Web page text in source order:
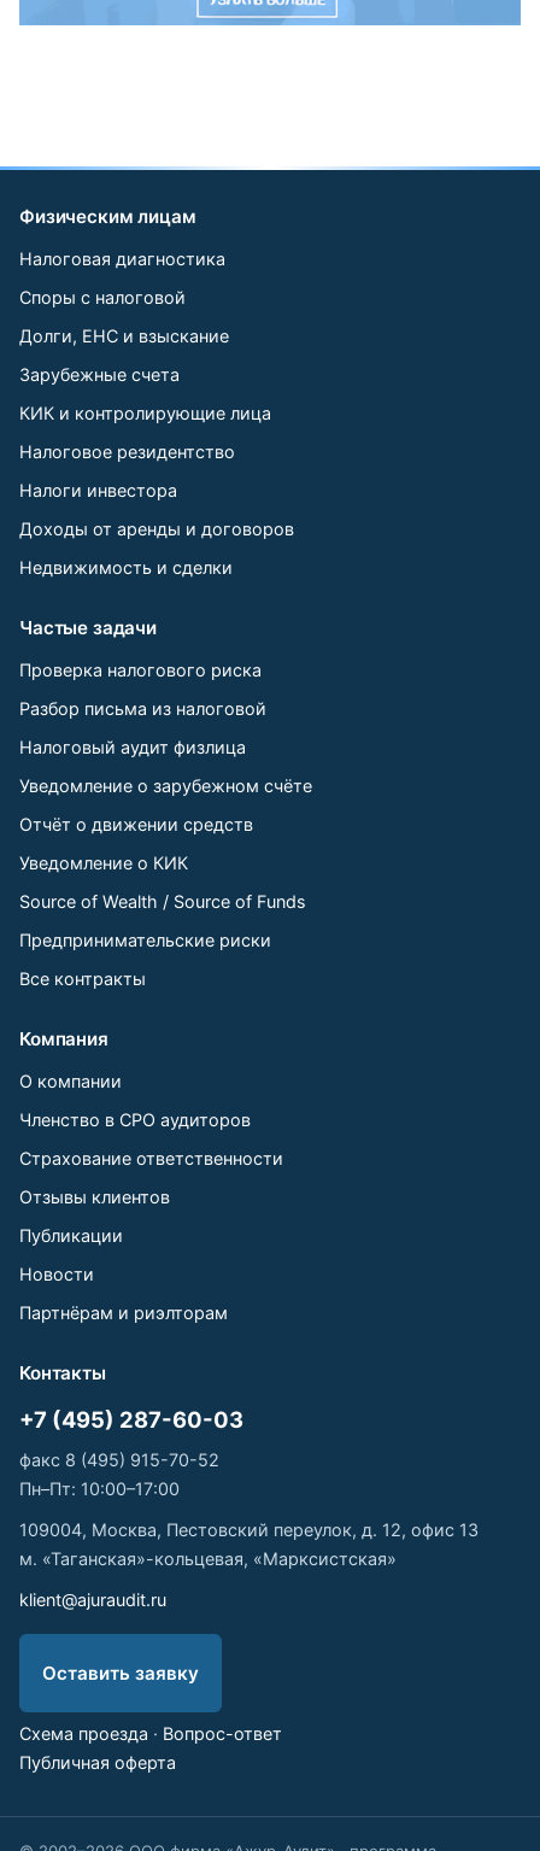
Физическим лицам
Налоговая диагностика
Споры с налоговой
Долги, ЕНС и взыскание
Зарубежные счета
КИК и контролирующие лица
Налоговое резидентство
Налоги инвестора
Доходы от аренды и договоров
Недвижимость и сделки
Частые задачи
Проверка налогового риска
Разбор письма из налоговой
Налоговый аудит физлица
Уведомление о зарубежном счёте
Отчёт о движении средств
Уведомление о КИК
Source of Wealth / Source of Funds
Предпринимательские риски
Все контракты
Компания
О компании
Членство в СРО аудиторов
Страхование ответственности
Отзывы клиентов
Публикации
Новости
Партнёрам и риэлторам
Контакты
+7 (495) 287-60-03
факс 8 (495) 915-70-52
Пн–Пт: 10:00–17:00
109004, Москва, Пестовский переулок, д. 12, офис 13
м. «Таганская»-кольцевая, «Марксистская»
klient@ajuraudit.ru
Оставить заявку
Схема проезда · Вопрос-ответ
Публичная оферта